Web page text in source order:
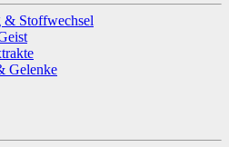
& Stoffwechsel
Gelenke